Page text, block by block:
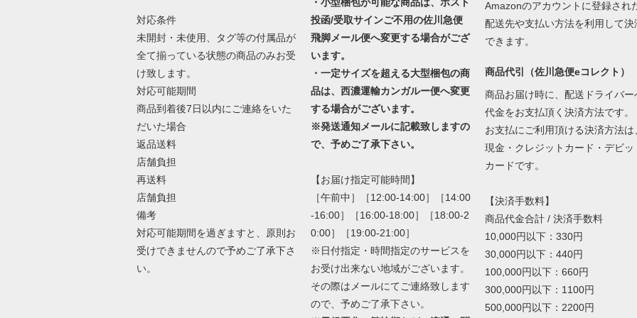
対応条件
未開封・未使用、タグ等の付属品が
全て揃っている状態の商品のみお受
け致します。
対応可能期間
商品到着後7日以内にご連絡をいた
だいた場合
返品送料
店舗負担
再送料
店舗負担
備考
対応可能期間を過ぎますと、原則お
受けできませんので予めご了承下さ
い。
投函/受取サインご不用の佐川急便
飛脚メール便へ変更する場合がござ
います。
・一定サイズを超える大型梱包の商
品は、西濃運輸カンガルー便へ変更
する場合がございます。
※発送通知メールに記載致しますの
で、予めご了承下さい。
【お届け指定可能時間】
［午前中］［12:00-14:00］［14:00
-16:00］［16:00-18:00］［18:00-2
0:00］［19:00-21:00］
※日付指定・時間指定のサービスを
お受け出来ない地域がございます。
その際はメールにてご連絡致します
ので、予めご了承下さい。
Amazonのアカウントに登録され
配送先や支払い方法を利用して決
できます。
商品代引（佐川急便eコレクト）
商品お届け時に、配送ドライバー
代金をお支払頂く決済方法です。
お支払にご利用頂ける決済方法は
現金・クレジットカード・デビッ
カードです。
【決済手数料】
商品代金合計 / 決済手数料
10,000円以下：330円
30,000円以下：440円
100,000円以下：660円
300,000円以下：1100円
500,000円以下：2200円